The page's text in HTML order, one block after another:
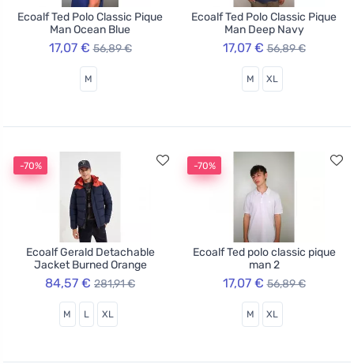
Ecoalf Ted Polo Classic Pique
Man Ocean Blue
17,07 € 56,89 €
M
Ecoalf Ted Polo Classic Pique
Man Deep Navy
17,07 € 56,89 €
M XL
-70%
Ecoalf Gerald Detachable
Jacket Burned Orange
84,57 € 281,91 €
M L XL
-70%
Ecoalf Ted polo classic pique
man 2
17,07 € 56,89 €
M XL